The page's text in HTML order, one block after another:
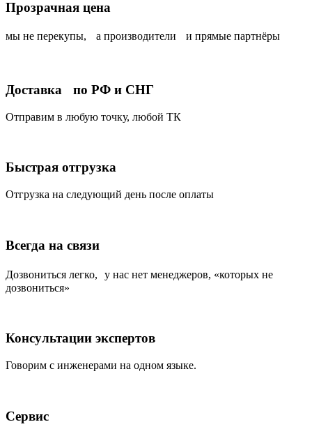
Прозрачная цена
мы не перекупы, а производители и прямые партнёры
Доставка по РФ и СНГ
Отправим в любую точку, любой ТК
Быстрая отгрузка
Отгрузка на следующий день после оплаты
Всегда на связи
Дозвониться легко, у нас нет менеджеров, «которых не
дозвониться»
Консультации экспертов
Говорим с инженерами на одном языке.
Сервис